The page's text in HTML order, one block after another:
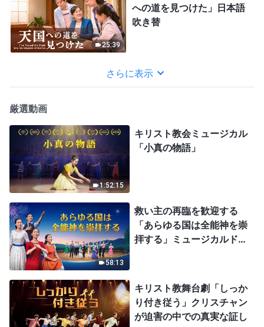
25:39
への道を見つけた」日本語
吹き替
さらに表示
厳選動画
1:52:15
キリスト教会ミュージカル
「小真の物語」
58:13
救い主の再臨を歓迎する
「あらゆる国は全能神を崇
拝する」ミュージカルドラ
キリスト教舞台劇「しっか
り付き従う」クリスチャン
が迫害の中での真実な証し